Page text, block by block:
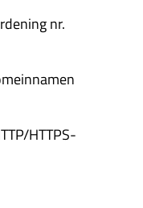
nr.
HTTPS-